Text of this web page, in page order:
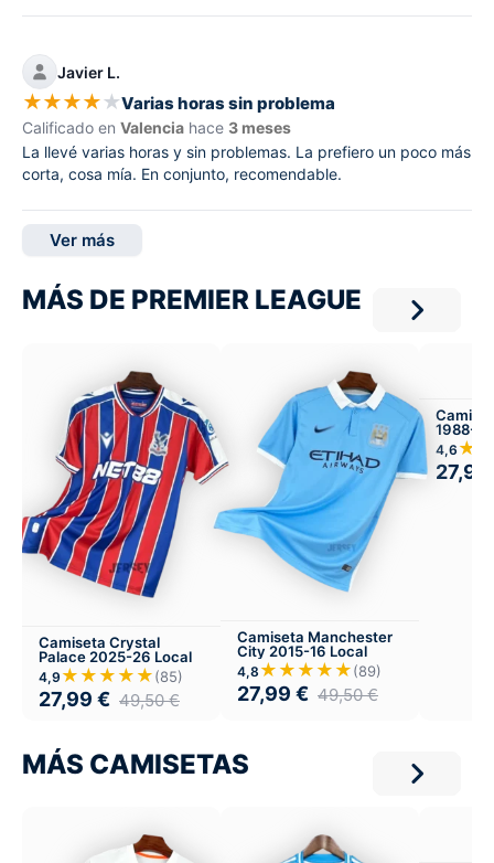
Javier L.
★★★★★Varias horas sin problema
Calificado en Valencia hace 3 meses
La llevé varias horas y sin problemas. La prefiero un poco más
corta, cosa mía. En conjunto, recomendable.
Ver más
MÁS DE PREMIER LEAGUE
Camiseta Crystal
Palace 2025-26 Local
4,9 ★★★★★(85)
27,99 € 49,50€
Camiseta Manchester
City 2015-16 Local
4,8 ★★★★★(89)
27,99 € 49,50€
1988-
4,6
27,99
MÁS CAMISETAS